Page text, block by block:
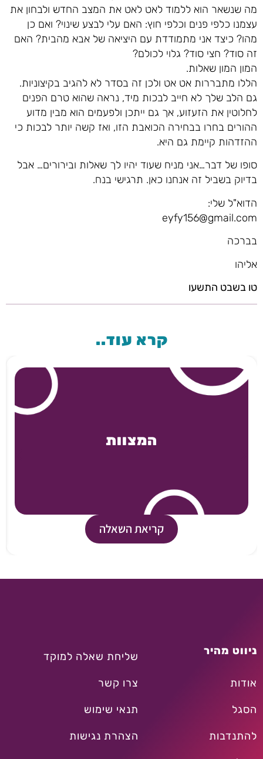
מה שנשאר הוא ללמוד לאט לאט את המצב החדש ולבחון את
עצמנו כלפי פנים וכלפי חוץ: האם עלי לבצע שינוי? ואם כן
מהו? כיצד אני מתמודדת עם היציאה של אבא מהבית? האם
זה סוד? חצי סוד? גלוי לכולם?
המון המון שאלות.
הללו מתבררות אט אט ולכן זה בסדר לא להגיב בקיצוניות.
גם הלב שלך לא חייב לבכות מיד, נראה שהוא טרם הפנים
לחלוטין את הזעזוע, אך גם ייתכן ולפעמים הוא מבין מדוע
ההורים בחרו בבחירה הכואבת הזו, ואז קשה יותר לבכות כי
ההזדהות קיימת גם היא.
סופו של דבר…אני מניח שעוד יהיו לך שאלות ובירורים… אבל
בדיוק בשביל זה אנחנו כאן. תרגישי בנח.
הדוא"ל שלי:
eyfy156@gmail.com
בברכה
אליהו
טו בשבט התשעו
קרא עוד..
המצוות
קריאת השאלה
ניווט מהיר
אודות
הסגל
להתנדבות
שליחת שאלה למוקד
צרו קשר
תנאי שימוש
הצהרת נגישות